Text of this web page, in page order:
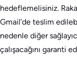
hedeflemelisiniz.
Gmail’de teslim
nedenle diğer
çalışacağını garanti